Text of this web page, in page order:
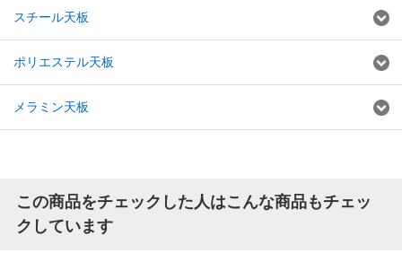
スチール天板
ポリエステル天板
メラミン天板
この商品をチェックした人はこんな商品もチェッ
クしています